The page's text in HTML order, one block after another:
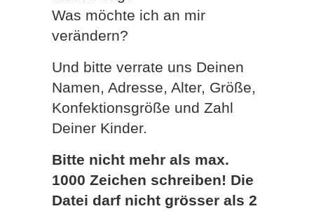
Was möchte ich an mir
verändern?
Und bitte verrate uns Deinen
Namen, Adresse, Alter, Größe,
Konfektionsgröße und Zahl
Deiner Kinder.
Bitte nicht mehr als max.
1000 Zeichen schreiben! Die
Datei darf nicht grösser als 2